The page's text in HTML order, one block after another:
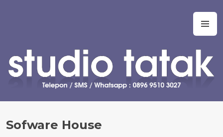
Jasa pembuatan skripsi Teknik Informatika, Sistem Informasi,
Manajemen Informasi, Teknologi Informasi, Ilmu Komputer,
Lunak. Jasa bantuan, bimbingan, konsultasi, kursus, les privat
dalam pembuatan tugas akhir dan skripsi. Jasa koding program
untuk tugas kuliah, kerja praktek, tugas akhir, skripsi, tesis, dan
lunak, sistem, perhitungan manual, simulasi, model, laporan, jurnal,
dan presentasi.
Sofware House